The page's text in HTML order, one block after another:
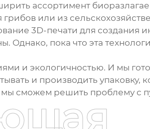
ассортимент
или из
3D-печати для создания
Однако, пока что эта
и экологичностью. И мы
и производить упаковку,
мы сможем решить проблему с